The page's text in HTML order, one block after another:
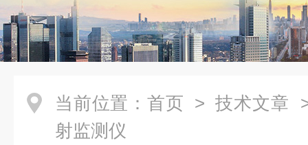
当前位置： 首页 > 技术文章
射监测仪